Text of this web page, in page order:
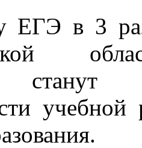
ЕГЭ в 3
станут
учебной